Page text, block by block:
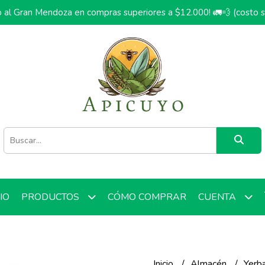
al Gran Mendoza en compras superiores a $12.000! 🚛💨 (costo
PRODUCTOS CÓMO COMPRAR CUENTA